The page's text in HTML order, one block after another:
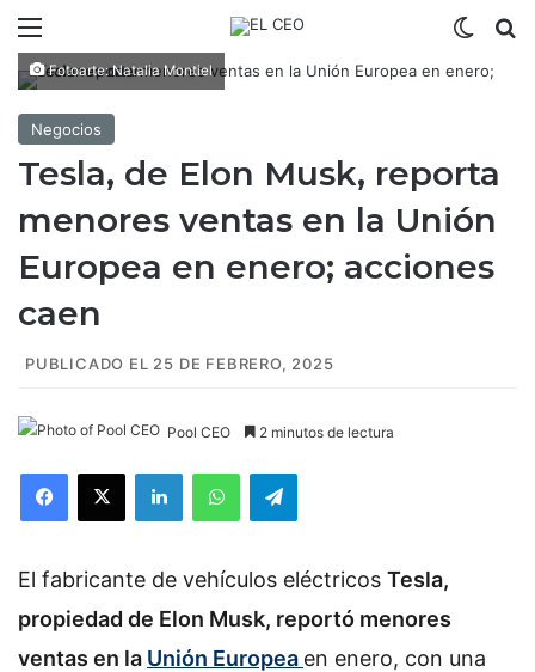
Fotoarte: Natalia Montiel
Negocios
Tesla, de Elon Musk, reporta
menores ventas en la Unión
Europea en enero; acciones
caen
PUBLICADO EL 25 DE FEBRERO, 2025
Pool CEO 2 minutos de lectura
El fabricante de vehículos eléctricos Tesla,
propiedad de Elon Musk, reportó menores
ventas en la Unión Europea en enero, con una